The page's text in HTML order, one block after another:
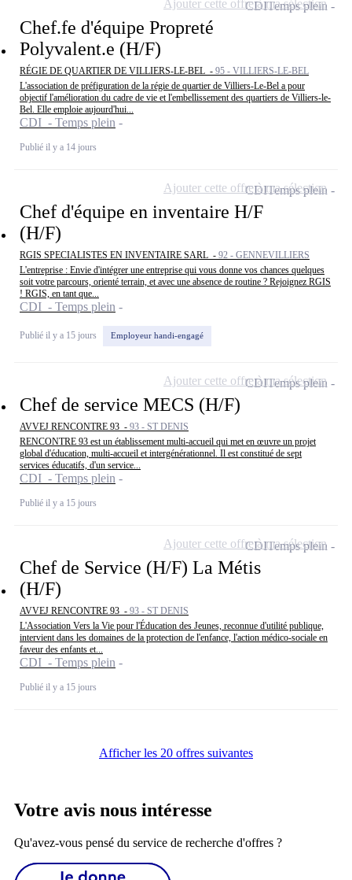
Chef.fe d'équipe Propreté
Polyvalent.e (H/F)
RÉGIE DE QUARTIER DE VILLIERS-LE-BEL - 95 - VILLIERS-LE-BEL
L'association de préfiguration de la régie de quartier de Villiers-Le-Bel a pour
objectif l'amélioration du cadre de vie et l'embellissement des quartiers de Villiers-le-
Bel. Elle emploie aujourd'hui...
CDI - Temps plein
Publié il y a 14 jours
CDITemps plein
Ajouter cette offre à ma sélection
Chef d'équipe en inventaire H/F
(H/F)
RGIS SPECIALISTES EN INVENTAIRE SARL - 92 - GENNEVILLIERS
L'entreprise : Envie d'intégrer une entreprise qui vous donne vos chances quelques
soit votre parcours, orienté terrain, et avec une absence de routine ? Rejoignez RGIS
! RGIS, en tant que...
CDI - Temps plein
Publié il y a 15 jours Employeur handi-engagé
CDITemps plein
Ajouter cette offre à ma sélection
Chef de service MECS (H/F)
AVVEJ RENCONTRE 93 - 93 - ST DENIS
RENCONTRE 93 est un établissement multi-accueil qui met en œuvre un projet
global d'éducation, multi-accueil et intergénérationnel. Il est constitué de sept
services éducatifs, d'un service...
CDI - Temps plein
Publié il y a 15 jours
CDITemps plein
Ajouter cette offre à ma sélection
Chef de Service (H/F) La Métis
(H/F)
AVVEJ RENCONTRE 93 - 93 - ST DENIS
L'Association Vers la Vie pour l'Éducation des Jeunes, reconnue d'utilité publique,
intervient dans les domaines de la protection de l'enfance, l'action médico-sociale en
faveur des enfants et...
CDI - Temps plein
Publié il y a 15 jours
CDITemps plein
Ajouter cette offre à ma sélection
Afficher les 20 offres suivantes
Votre avis nous intéresse
Qu'avez-vous pensé du service de recherche d'offres ?